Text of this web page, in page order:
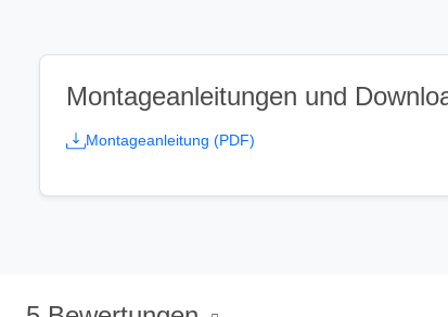
Montageanleitungen und
Montageanleitung (PDF)